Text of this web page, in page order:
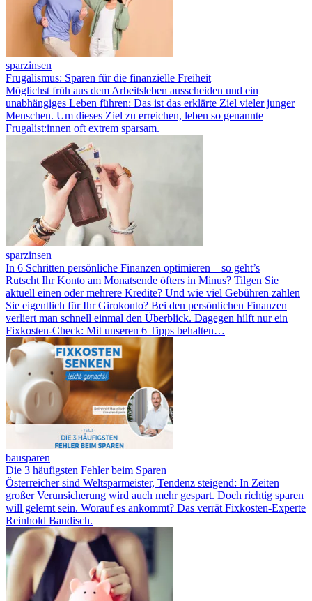
sparzinsen
Frugalismus: Sparen für die finanzielle Freiheit
Möglichst früh aus dem Arbeitsleben ausscheiden und ein
unabhängiges Leben führen: Das ist das erklärte Ziel vieler junger
Menschen. Um dieses Ziel zu erreichen, leben so genannte
Frugalist:innen oft extrem sparsam.
sparzinsen
In 6 Schritten persönliche Finanzen optimieren – so geht’s
Rutscht Ihr Konto am Monatsende öfters in Minus? Tilgen Sie
aktuell einen oder mehrere Kredite? Und wie viel Gebühren zahlen
Sie eigentlich für Ihr Girokonto? Bei den persönlichen Finanzen
verliert man schnell einmal den Überblick. Dagegen hilft nur ein
Fixkosten-Check: Mit unseren 6 Tipps behalten…
bausparen
Die 3 häufigsten Fehler beim Sparen
Österreicher sind Weltsparmeister, Tendenz steigend: In Zeiten
großer Verunsicherung wird auch mehr gespart. Doch richtig sparen
will gelernt sein. Worauf es ankommt? Das verrät Fixkosten-Experte
Reinhold Baudisch.